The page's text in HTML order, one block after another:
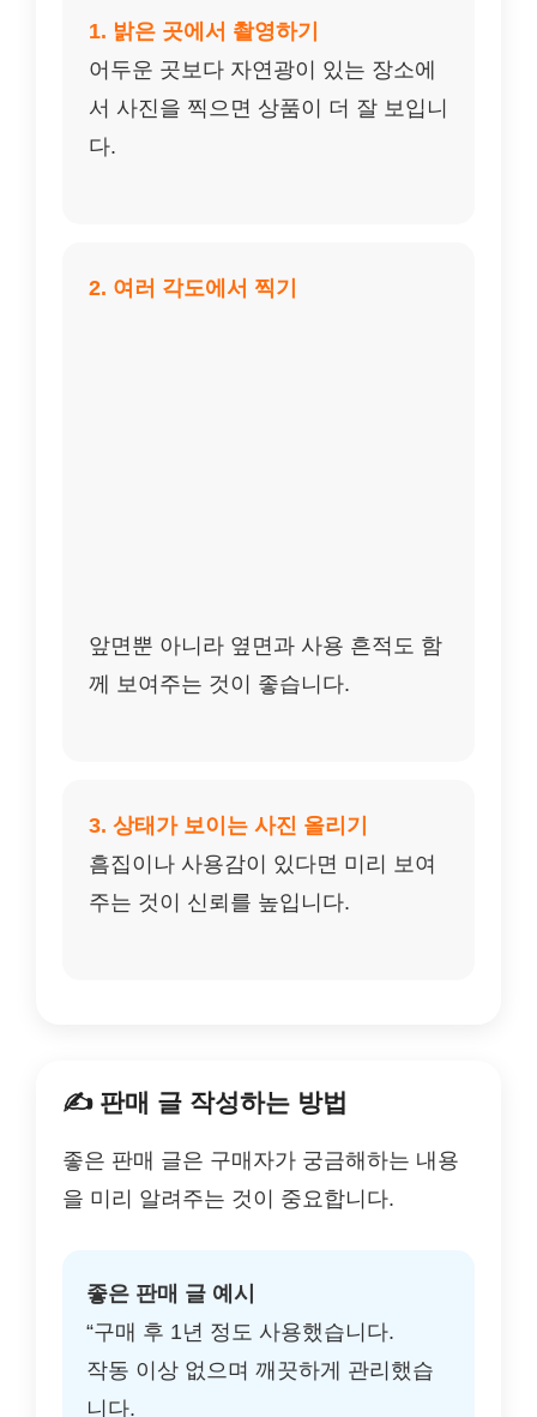
1. 밝은 곳에서 촬영하기
어두운 곳보다 자연광이 있는 장소에
서 사진을 찍으면 상품이 더 잘 보입니
다.
2. 여러 각도에서 찍기
앞면뿐 아니라 옆면과 사용 흔적도 함
께 보여주는 것이 좋습니다.
3. 상태가 보이는 사진 올리기
흠집이나 사용감이 있다면 미리 보여
주는 것이 신뢰를 높입니다.
✍️ 판매 글 작성하는 방법
좋은 판매 글은 구매자가 궁금해하는 내용
을 미리 알려주는 것이 중요합니다.
좋은 판매 글 예시
“구매 후 1년 정도 사용했습니다.
작동 이상 없으며 깨끗하게 관리했습
니다.